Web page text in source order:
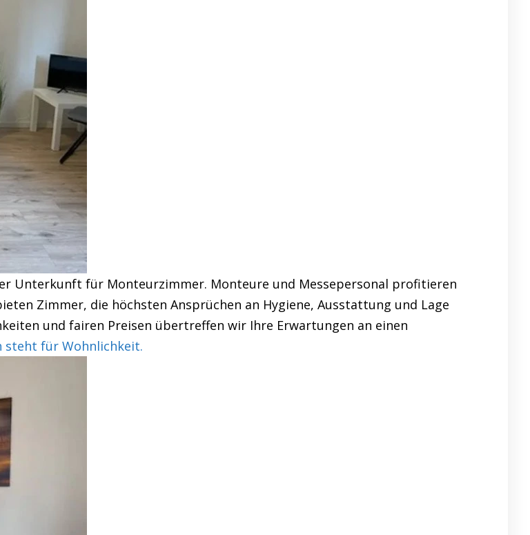
Unterkunft für Monteurzimmer. Monteure und Messepersonal profitieren
Zimmer, die höchsten Ansprüchen an Hygiene, Ausstattung und Lage
und fairen Preisen übertreffen wir Ihre Erwartungen an einen
für Wohnlichkeit.